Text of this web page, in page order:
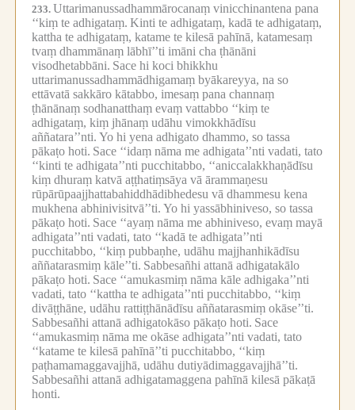
233. Uttarimanussadhammārocanaṃ vinicchinantena pana
‘‘kiṃ te adhigataṃ. Kinti te adhigataṃ, kadā te adhigataṃ,
kattha te adhigataṃ, katame te kilesā pahīnā, katamesaṃ
tvaṃ dhammānaṃ lābhī’’ti imāni cha ṭhānāni
visodhetabbāni. Sace hi koci bhikkhu
uttarimanussadhammādhigamaṃ byākareyya, na so
ettāvatā sakkāro kātabbo, imesaṃ pana channaṃ
ṭhānānaṃ sodhanatthaṃ evaṃ vattabbo ‘‘kiṃ te
adhigataṃ, kiṃ jhānaṃ udāhu vimokkhādīsu
aññatara’’nti. Yo hi yena adhigato dhammo, so tassa
pākaṭo hoti. Sace ‘‘idaṃ nāma me adhigata’’nti vadati, tato
‘‘kinti te adhigata’’nti pucchitabbo, ‘‘aniccalakkhaṇādīsu
kiṃ dhuraṃ katvā aṭṭhatiṃsāya vā ārammaṇesu
rūpārūpaajjhattabahiddhādibhedesu vā dhammesu kena
mukhena abhinivisitvā’’ti. Yo hi yassābhiniveso, so tassa
pākaṭo hoti. Sace ‘‘ayaṃ nāma me abhiniveso, evaṃ mayā
adhigata’’nti vadati, tato ‘‘kadā te adhigata’’nti
pucchitabbo, ‘‘kiṃ pubbaṇhe, udāhu majjhanhikādīsu
aññatarasmiṃ kāle’’ti. Sabbesañhi attanā adhigatakālo
pākaṭo hoti. Sace ‘‘amukasmiṃ nāma kāle adhigaka’’nti
vadati, tato ‘‘kattha te adhigata’’nti pucchitabbo, ‘‘kiṃ
divāṭṭhāne, udāhu rattiṭṭhānādīsu aññatarasmiṃ okāse’’ti.
Sabbesañhi attanā adhigatokāso pākaṭo hoti. Sace
‘‘amukasmiṃ nāma me okāse adhigata’’nti vadati, tato
‘‘katame te kilesā pahīnā’’ti pucchitabbo, ‘‘kiṃ
paṭhamamaggavajjhā, udāhu dutiyādimaggavajjhā’’ti.
Sabbesañhi attanā adhigatamaggena pahīnā kilesā pākaṭā
honti.